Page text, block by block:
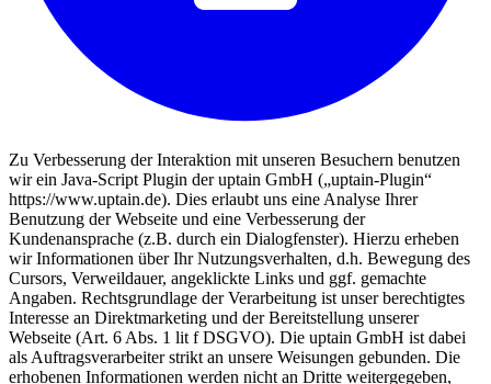
Zu Verbesserung der Interaktion mit unseren Besuchern benutzen
wir ein Java-Script Plugin der uptain GmbH („uptain-Plugin“
https://www.uptain.de). Dies erlaubt uns eine Analyse Ihrer
Benutzung der Webseite und eine Verbesserung der
Kundenansprache (z.B. durch ein Dialogfenster). Hierzu erheben
wir Informationen über Ihr Nutzungsverhalten, d.h. Bewegung des
Cursors, Verweildauer, angeklickte Links und ggf. gemachte
Angaben. Rechtsgrundlage der Verarbeitung ist unser berechtigtes
Interesse an Direktmarketing und der Bereitstellung unserer
Webseite (Art. 6 Abs. 1 lit f DSGVO). Die uptain GmbH ist dabei
als Auftragsverarbeiter strikt an unsere Weisungen gebunden. Die
erhobenen Informationen werden nicht an Dritte weitergegeben,